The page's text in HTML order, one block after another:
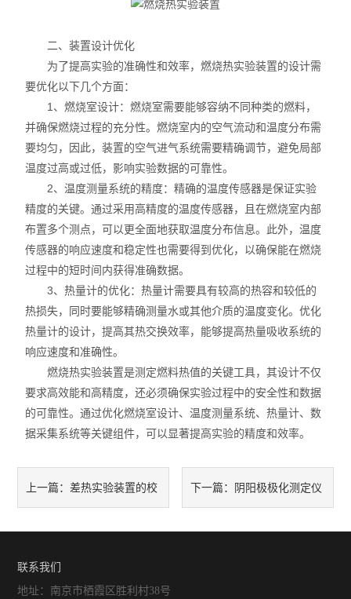
二、装置设计优化
为了提高实验的准确性和效率，燃烧热实验装置的设计需
要优化以下几个方面：
1、燃烧室设计：燃烧室需要能够容纳不同种类的燃料，
并确保燃烧过程的充分性。燃烧室内的空气流动和温度分布需
要均匀，因此，装置的空气进气系统需要精确调节，避免局部
温度过高或过低，影响实验数据的可靠性。
2、温度测量系统的精度：精确的温度传感器是保证实验
精度的关键。通过采用高精度的温度传感器，且在燃烧室内部
布置多个测点，可以更全面地获取温度分布信息。此外，温度
传感器的响应速度和稳定性也需要得到优化，以确保能在燃烧
过程中的短时间内获得准确数据。
3、热量计的优化：热量计需要具有较高的热容和较低的
热损失，同时要能够精确测量水或其他介质的温度变化。优化
热量计的设计，提高其热交换效率，能够提高热量吸收系统的
响应速度和准确性。
燃烧热实验装置是测定燃料热值的关键工具，其设计不仅
要求高效能和高精度，还必须确保实验过程中的安全性和数据
的可靠性。通过优化燃烧室设计、温度测量系统、热量计、数
据采集系统等关键组件，可以显著提高实验的精度和效率。
上一篇：差热实验装置的校 下一篇： 阴阳极极化测定仪
联系我们
地址：南京市栖霞区胜利村38号